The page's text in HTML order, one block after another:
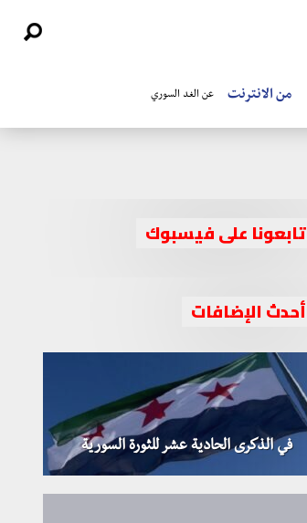
من الانترنت عن الغد السوري
تابعونا على فيسبوك
أحدث الإضافات
في الذكرى الحادية عشر للثورة السورية